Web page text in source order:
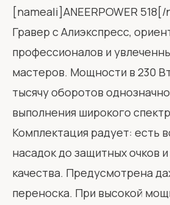
[nameali]ANEERPOWER
Гравер с Алиэкспресс,
профессионалов и
мастеров. Мощности в 230 Вт
тысячу оборотов
выполнения широкого
Комплектация радует: есть
насадок до защитных очков
качества. Предусмотрена
переноска. При высокой